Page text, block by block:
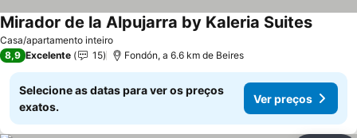
Casa/apartamento inteiro
Mirador de la Alpujarra by Kaleria Suites
8,9 Excelente 15 Fondón, a 6.6 km de Beires
Selecione as datas para ver os preços
exatos.
Ver preços